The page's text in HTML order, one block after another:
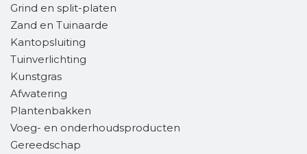
Grind en split-platen
Zand en Tuinaarde
Kantopsluiting
Tuinverlichting
Kunstgras
Afwatering
Plantenbakken
Voeg- en onderhoudsproducten
Gereedschap